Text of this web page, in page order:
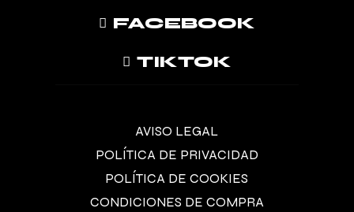
FACEBOOK
TIKTOK
AVISO LEGAL
POLÍTICA DE PRIVACIDAD
POLÍTICA DE COOKIES
CONDICIONES DE COMPRA